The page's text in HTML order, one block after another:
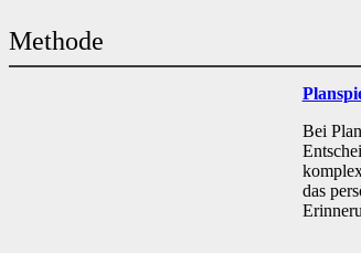
Methode
Bei
das